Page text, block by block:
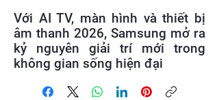
Với AI TV, màn hình và thiết bị
âm thanh 2026, Samsung mở ra
kỷ nguyên giải trí mới trong
không gian sống hiện đại